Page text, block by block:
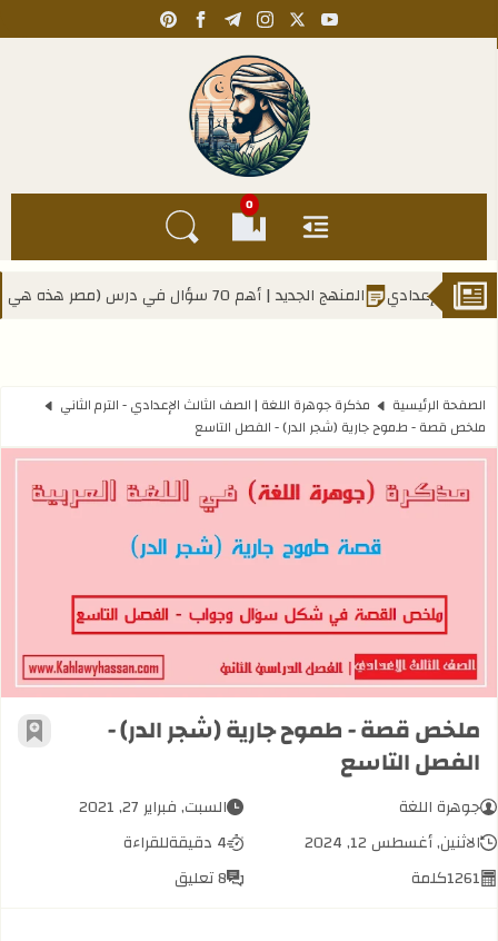
youtube
x
instagram
telegram
facebook
pinterest
Kahlawy Hassan
القائمة
0
العلامات المرجعيةالبحث في المدونة
| أهم 70 سؤال في درس (مصر هذه هي التي ستبقى) - للصف الأول الإعدادي
الصفحة الرئيسية
مذكرة جوهرة اللغة | الصف الثالث الإعدادي - الترم الثاني
ملخص قصة - طموح جارية (شجر الدر) - الفصل التاسع
ملخص قصة - طموح جارية (شجر الدر) -
الفصل التاسع أضف
جوهرة اللغة
السبت, فبراير 27, 2021
الاثنين, أغسطس 12, 2024
4 دقيقة
للقراءة
1261كلمة 8 تعليق